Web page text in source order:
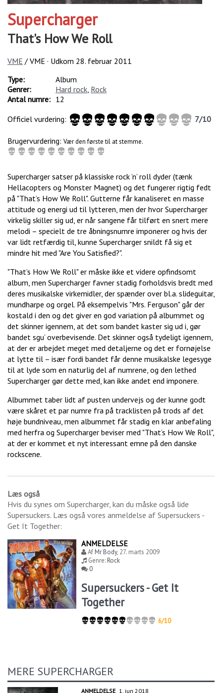
Supercharger
That's How We Roll
VME / VME · Udkom 28. februar 2011
Type:
Album
Genrer:
Hard rock Rock
Antal numre: 12
Officiel vurdering:
7/10
Brugervurdering: Vær den første til at stemme.
Supercharger satser på klassiske rock ’n’ roll dyder (tænk
Hellacopters og Monster Magnet) og det fungerer rigtig fedt
på "That’s How We Roll". Gutterne får kanaliseret en masse
attitude og energi ud til lytteren, men der hvor Supercharger
virkelig skiller sig ud, er når sangene får tilført en snert mere
melodi – specielt de tre åbningsnumre imponerer og hvis der
var lidt retfærdig til, kunne Supercharger snildt få sig et
mindre hit med "Are You Satisfied?".
"That’s How We Roll" er måske ikke et videre opfindsomt
album, men Supercharger favner stadig forholdsvis bredt med
deres musikalske virkemidler, der spænder over bl.a. slideguitar,
mundharpe og orgel. På eksempelvis "Mrs. Ferguson" går der
kostald i den og det giver en god variation på albummet og
det skinner igennem, at det som bandet kaster sig ud i, gør
bandet sgu’ overbevisende. Det skinner også tydeligt igennem,
at der er arbejdet meget med detaljerne og det er fornøjelse
at lytte til – især fordi bandet får denne musikalske legesyge
til at lyde som en naturlig del af numrene, og den lethed
Supercharger gør dette med, kan ikke andet end imponere.
Albummet taber lidt af pusten undervejs og der kunne godt
være skåret et par numre fra på tracklisten på trods af det
høje bundniveau, men albummet får stadig en klar anbefaling
med herfra og Supercharger beviser med "That’s How We Roll",
at der er kommet et nyt interessant emne på den danske
rockscene.
Læs også
Hvis du synes om Supercharger, kan du måske også lide
Supersuckers. Læs også vores anmeldelse af Supersuckers -
Get It Together:
ANMELDELSE
AfMr Body, 27. marts 2009
Genre:Rock
0
Supersuckers - Get It
Together
6/10
MERE SUPERCHARGER
ANMELDELSE 1. jun 2018